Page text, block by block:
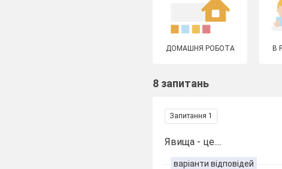
ДОМАШНЯ РОБОТА В
8 запитань
Запитання 1
Явища - це....
варіанти відповідей